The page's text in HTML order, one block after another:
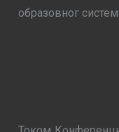
образовног